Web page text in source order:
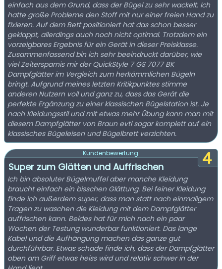
einfach aus dem Grund, dass der Bügel zu sehr wackelt. Ich
hatte große Probleme den Stoff mit nur einer freien Hand zu
fixieren. Auf dem Bett positioniert hat das schon besser
geklappt, allerdings auch noch nicht optimal. Trotzdem ein
vorzeigbares Ergebnis für ein Gerät in dieser Preisklasse.
Zusammenfassend bin ich sehr beeindruckt darüber, wie
viel Zeitersparnis mir der QuickStyle 7 GS 7077 BK
Dampfglätter im Vergleich zum herkömmlichen Bügeln
bringt. Aufgrund meines letzten Kritikpunktes stimme
anderen Nutzern voll und ganz zu, dass das Gerät die
perfekte Ergänzung zu einer klassischen Bügelstation ist. Je
nach Kleidungsstil und mit etwas mehr Übung kann man mit
diesem Dampfglätter von Braun evtl sogar komplett auf ein
klassisches Bügeleisen und Bügelbrett verzichten.
4
Kundenbewertung:
Super zum Glätten und Auffrischen
Ich bin absoluter Bügelmuffel aber manche Kleidung
braucht einfach ein bisschen Glättung. Bei feiner Kleidung
finde ich außerdem super, dass man statt nach einmaligem
Tragen zu waschen die Kleidung mit dem Dampfglätter
auffrischen kann. Beides hat für mich nach ein paar
Wochen der Testung wunderbar funktioniert. Das lange
Kabel und die Aufhängung machen das ganze gut
durchführbar. Etwas schade finde ich, dass der Dampfglätter
oben am Griff etwas heiss wird und relativ schwer in der